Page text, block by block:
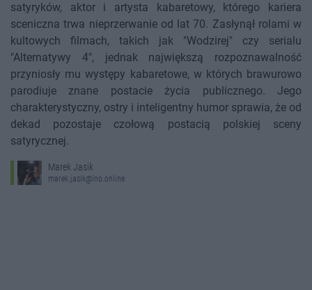
satyryków, aktor i artysta kabaretowy, którego kariera
sceniczna trwa nieprzerwanie od lat 70. Zasłynął rolami w
kultowych filmach, takich jak "Wodzirej" czy serialu
"Alternatywy 4", jednak największą rozpoznawalność
przyniosły mu występy kabaretowe, w których brawurowo
parodiuje znane postacie życia publicznego. Jego
charakterystyczny, ostry i inteligentny humor sprawia, że od
dekad pozostaje czołową postacią polskiej sceny
satyrycznej.
Marek Jasik
marek.jasik@ino.online